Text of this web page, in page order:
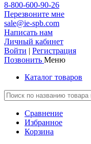
8-800-600-90-26
Перезвоните мне
sale@ie-spb.com
Написать нам
Личный кабинет
Войти | Регистрация
Позвонить Меню
Каталог товаров
Сравнение
Избранное
Корзина